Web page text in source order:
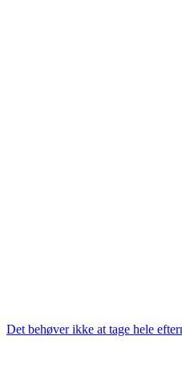
Det behøver ikke at tage hele